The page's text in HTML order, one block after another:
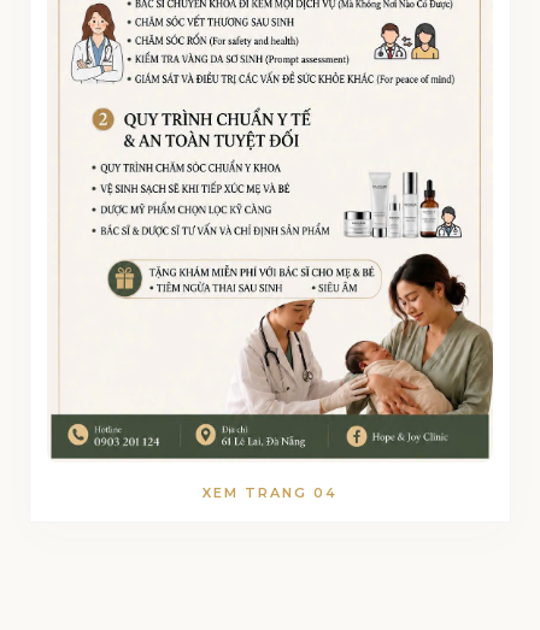
XEM TRANG 04